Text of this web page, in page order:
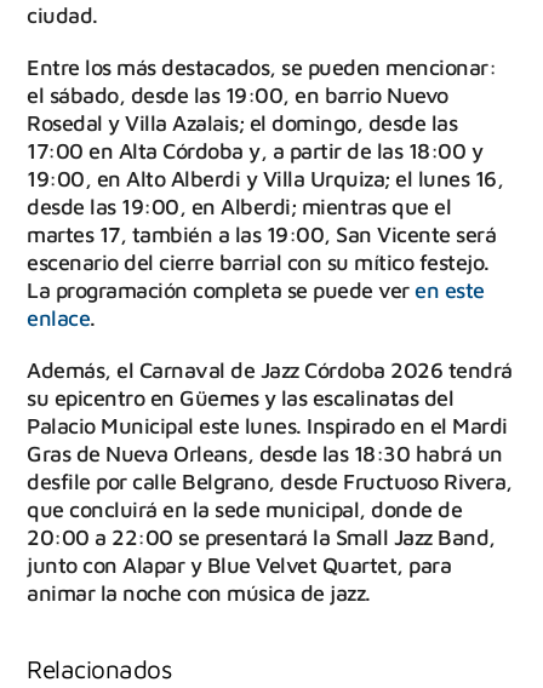
ciudad.
Entre los más destacados, se pueden mencionar:
el sábado, desde las 19:00, en barrio Nuevo
Rosedal y Villa Azalais; el domingo, desde las
17:00 en Alta Córdoba y, a partir de las 18:00 y
19:00, en Alto Alberdi y Villa Urquiza; el lunes 16,
desde las 19:00, en Alberdi; mientras que el
martes 17, también a las 19:00, San Vicente será
escenario del cierre barrial con su mítico festejo.
La programación completa se puede veren este
enlace.
Además, el Carnaval de Jazz Córdoba 2026 tendrá
su epicentro en Güemes y las escalinatas del
Palacio Municipal este lunes. Inspirado en el Mardi
Gras de Nueva Orleans, desde las 18:30 habrá un
desfile por calle Belgrano, desde Fructuoso Rivera,
que concluirá en la sede municipal, donde de
20:00 a 22:00 se presentará la Small Jazz Band,
junto con Alapar y Blue Velvet Quartet, para
animar la noche con música de jazz.
Relacionados